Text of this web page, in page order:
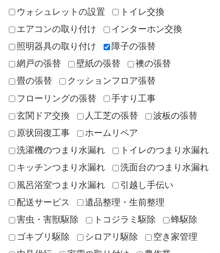
ウォシュレットの設置
トイレ交換
エアコンの取り付け
インターホン交換
照明器具の取り付け
障子の張替
網戸の張替
壁紙の張替
襖の張替
畳の張替
クッションフロア張替
フローリングの張替
手すり工事
玄関ドア交換
人工芝の張替
波板の張替
原状回復工事
ホームリペア
洗濯機のつまり水漏れ
トイレのつまり水漏れ
キッチンつまり水漏れ
洗面台のつまり水漏れ
風呂浴室つまり水漏れ
引越し手伝い
配送サービス
遺品整理・生前整理
害虫・害獣駆除
トコジラミ駆除
蜂駆除
ゴキブリ駆除
シロアリ駆除
空き家管理